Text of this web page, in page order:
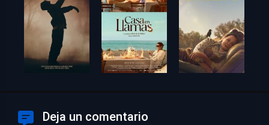
Deja un comentario